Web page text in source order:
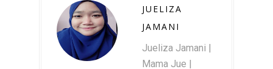
JUELIZA
JAMANI
Jueliza Jamani |
Mama Jue |